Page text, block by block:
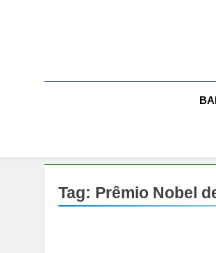
Tag: Prêmio Nobel